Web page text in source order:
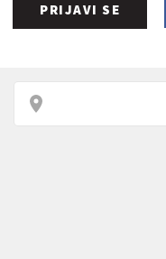
PRIJAVI SE